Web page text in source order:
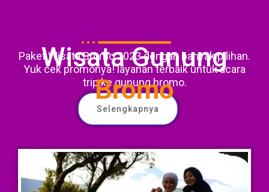
Wisata Gunung
Bromo
Paket Wisata Bromo 2023 dengan banyak pilihan.
Yuk cek promonya! layanan terbaik untuk acara
trip ke gunung bromo.
Selengkapnya